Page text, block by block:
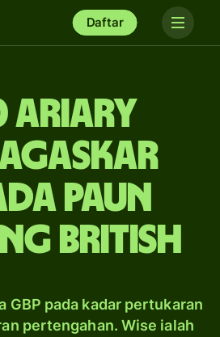
Daftar
ariary
paun
British
GBP pada kadar pertukaran
pertengahan. Wise ialah